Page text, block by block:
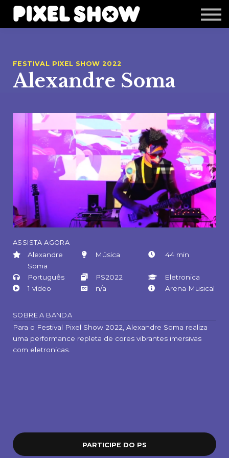
Shop
Revista Zupi
Login
FESTIVAL PIXEL SHOW 2022
Alexandre Soma
ASSISTA AGORA
Alexandre
Soma
Música 44 min
Português PS2022
Eletronica
1 vídeo
n/a Arena Musical
SOBRE A BANDA
Para o Festival Pixel Show 2022, Alexandre Soma realiza
uma performance repleta de cores vibrantes imersivas
com eletronicas.
PARTICIPE DO PS